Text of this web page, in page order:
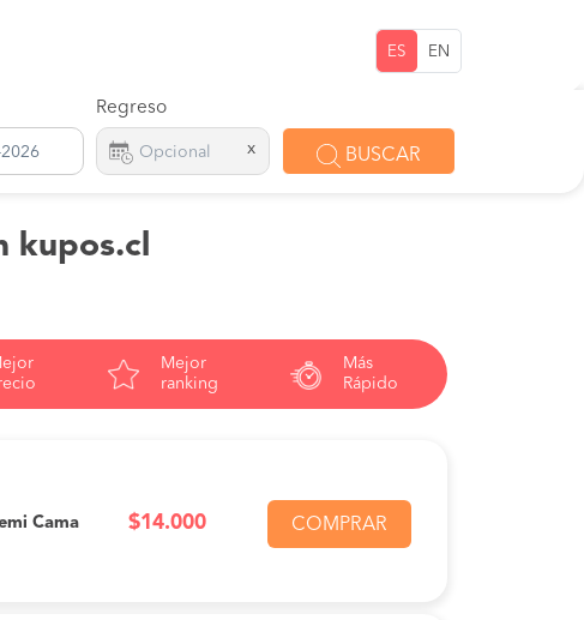
ES EN
Regreso
x BUSCAR
kupos.cl
Mejor
ranking
Más
Rápido
Cama $14.000 COMPRAR